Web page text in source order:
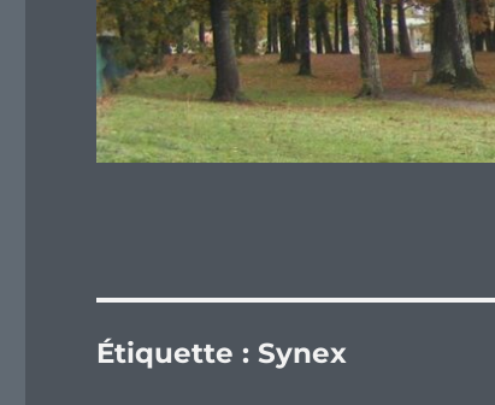
Étiquette : Synex